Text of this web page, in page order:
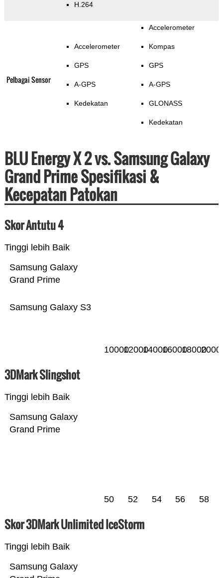
H.264
Pelbagai Sensor
Accelerometer
GPS
A-GPS
Kedekatan
Accelerometer
Kompas
GPS
A-GPS
GLONASS
Kedekatan
BLU Energy X 2 vs. Samsung Galaxy
Grand Prime Spesifikasi &
Kecepatan Patokan
Skor Antutu 4
Tinggi lebih Baik
Samsung Galaxy S3
Samsung Galaxy
Grand Prime
1000012000140001600018000
3DMark Slingshot
Tinggi lebih Baik
Samsung Galaxy
Grand Prime
50 52 54 56 58
Skor 3DMark Unlimited IceStorm
Tinggi lebih Baik
Samsung Galaxy